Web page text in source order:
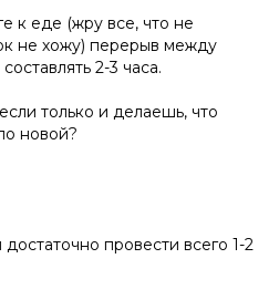
к еде (жру все, что не
не хожу) перерыв между
2-3 часа.
только и делаешь, что
новой?
провести всего 1-2